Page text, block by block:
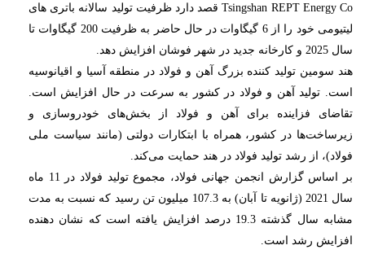
Tsingshan REPT Energy Co قصد دارد ظرفیت تولید سالانه باتری های
لیتیومی خود را از 6 گیگاوات در حال حاضر به ظرفیت 200 گیگاوات تا
سال 2025 و کارخانه جدید در شهر فوشان افزایش دهد.
هند سومین تولید کننده بزرگ آهن و فولاد در منطقه آسیا و اقیانوسیه
است. تولید آهن و فولاد در کشور به سرعت در حال افزایش است.
تقاضای فزاینده برای آهن و فولاد از بخش‌های خودروسازی و
زیرساخت‌ها در کشور، همراه با ابتکارات دولتی (مانند سیاست ملی
فولاد)، از رشد تولید فولاد در هند حمایت می‌کند.
بر اساس گزارش انجمن جهانی فولاد، مجموع تولید فولاد در 11 ماه
سال 2021 (ژانویه تا آبان) به 107.3 میلیون تن رسید که نسبت به مدت
مشابه سال گذشته 19.3 درصد افزایش یافته است که نشان دهنده
افزایش رشد است.